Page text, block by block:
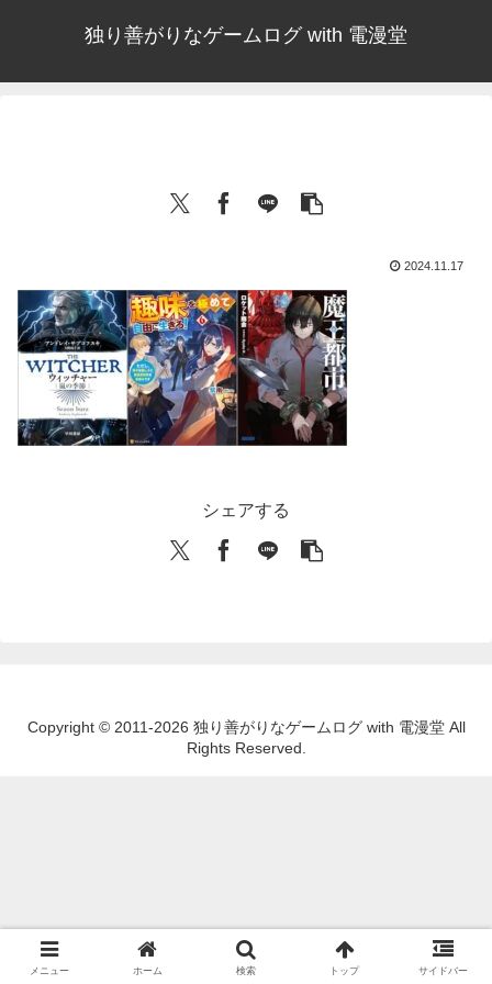
独り善がりなゲームログ with 電漫堂
2024.11.17
シェアする
Copyright © 2011-2026 独り善がりなゲームログ with 電漫堂 All
Rights Reserved.
メニュー ホーム 検索 トップ サイドバー